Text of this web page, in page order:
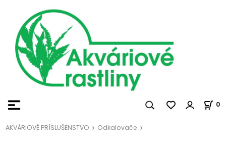
0
AKVÁRIOVÉ PRÍSLUŠENSTVO Odkalovače